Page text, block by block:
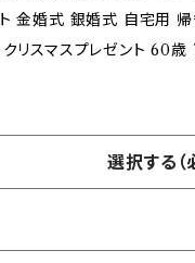
金婚式 銀婚式 自宅用
クリスマスプレゼント
選択する（